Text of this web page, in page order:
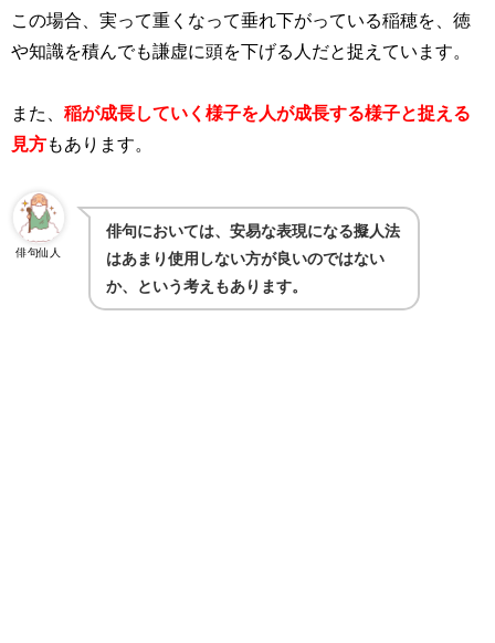
この場合、実って重くなって垂れ下がっている稲穂を、徳
や知識を積んでも謙虚に頭を下げる人だと捉えています。
また、 稲が成長していく様子を人が成長する様子と捉える
見方もあります。
俳句仙人
俳句においては、安易な表現になる擬人法
はあまり使用しない方が良いのではない
か、という考えもあります。